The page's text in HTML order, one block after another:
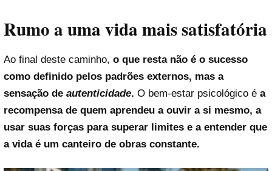
Rumo a uma vida mais satisfatória
Ao final deste caminho, o que resta não é o sucesso
como definido pelos padrões externos, mas a
sensação de autenticidade. O bem-estar psicológico é a
recompensa de quem aprendeu a ouvir a si mesmo, a
usar suas forças para superar limites e a entender que
a vida é um canteiro de obras constante.